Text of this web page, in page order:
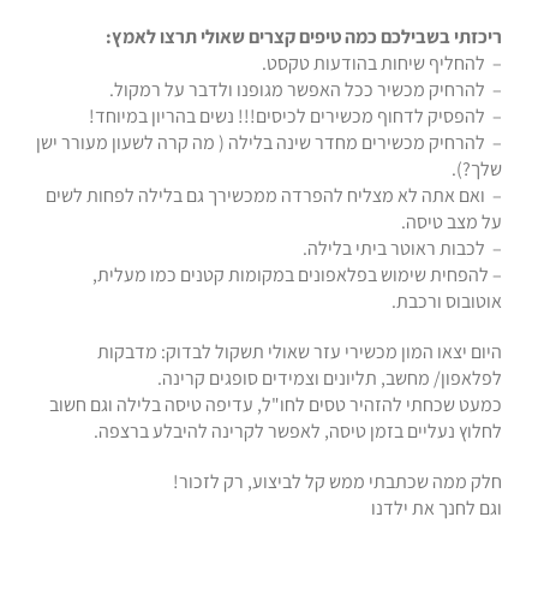
ריכזתי בשבילכם כמה טיפים קצרים שאולי תרצו לאמץ:
– להחליף שיחות בהודעות טקסט.
– להרחיק מכשיר ככל האפשר מגופנו ולדבר על רמקול.
– להפסיק לדחוף מכשירים לכיסים!!! נשים בהריון במיוחד!
– להרחיק מכשירים מחדר שינה בלילה ( מה קרה לשעון מעורר ישן
שלך?).
– ואם אתה לא מצליח להפרדה ממכשירך גם בלילה לפחות לשים
על מצב טיסה.
– לכבות ראוטר ביתי בלילה.
– להפחית שימוש בפלאפונים במקומות קטנים כמו מעלית,
אוטובוס ורכבת.
היום יצאו המון מכשירי עזר שאולי תשקול לבדוק: מדבקות
לפלאפון/ מחשב, תליונים וצמידים סופגים קרינה.
כמעט שכחתי להזהיר טסים לחו"ל, עדיפה טיסה בלילה וגם חשוב
לחלוץ נעליים בזמן טיסה, לאפשר לקרינה להיבלע ברצפה.
חלק ממה שכתבתי ממש קל לביצוע, רק לזכור!
וגם לחנך את ילדנו